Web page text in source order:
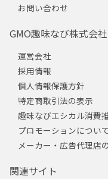
お問い合わせ
GMO趣味なび株式会
運営会社
採用情報
個人情報保護方針
特定商取引法の表示
趣味なびエシカル消費
プロモーションについて
メーカー・広告代理店
関連サイト